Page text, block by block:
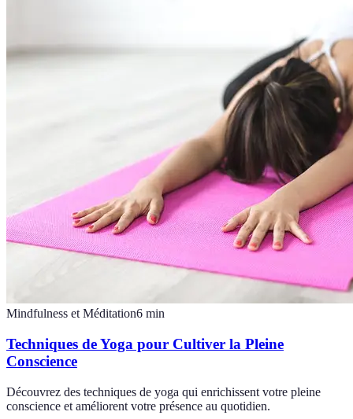
Mindfulness et Méditation6 min
Techniques de Yoga pour Cultiver la Pleine
Conscience
Découvrez des techniques de yoga qui enrichissent votre pleine
conscience et améliorent votre présence au quotidien.